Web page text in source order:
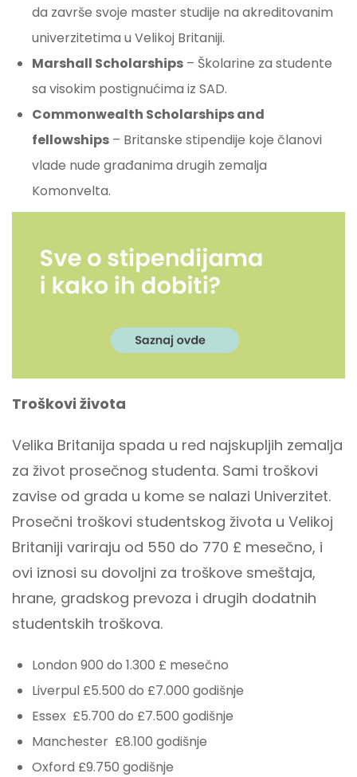
da završe svoje master studije na akreditovanim
univerzitetima u Velikoj Britaniji.
Marshall Scholarships – Školarine za studente
sa visokim postignućima iz SAD.
Commonwealth Scholarships and
fellowships – Britanske stipendije koje članovi
vlade nude građanima drugih zemalja
Komonvelta.
Troškovi života
Velika Britanija spada u red najskupljih zemalja
za život prosečnog studenta. Sami troškovi
zavise od grada u kome se nalazi Univerzitet.
Prosečni troškovi studentskog života u Velikoj
Britaniji variraju od 550 do 770 £ mesečno, i
ovi iznosi su dovoljni za troškove smeštaja,
hrane, gradskog prevoza i drugih dodatnih
studentskih troškova.
London 900 do 1.300 £ mesečno
Liverpul £5.500 do £7.000 godišnje
Essex £5.700 do £7.500 godišnje
Manchester £8.100 godišnje
Oxford £9.750 godišnje